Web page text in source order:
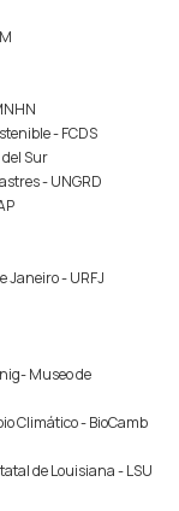
- FCDS
Sur
- UNGRD
Janeiro - URFJ
Museo de
Climático - BioCamb
de Louisiana - LSU